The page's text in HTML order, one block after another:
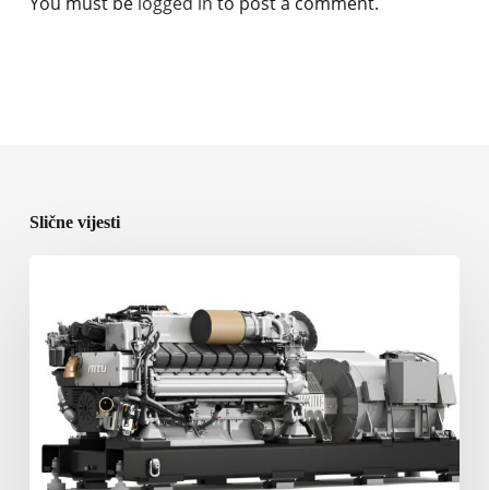
Slične vijesti
predstavlja
nove
brodske
pogonske
sisteme
na
SMM